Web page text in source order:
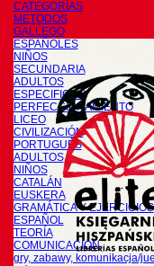
CATEGORÍAS
METODOS
GALLEGO
ESPAÑOLES
NIÑOS
SECUNDARIA
ADULTOS
ESPECIFICOS
PERFECCIONAMIENTO
LICEO
CIVILIZACIÓN
PORTUGUÉS
ADULTOS
NIÑOS
CATALÁN
EUSKERA
GRAMÁTICA Y EJERCICIOS
ESPAÑOL
TEORÍA
COMUNICACIÓN
gry, zabawy, komunikacja/